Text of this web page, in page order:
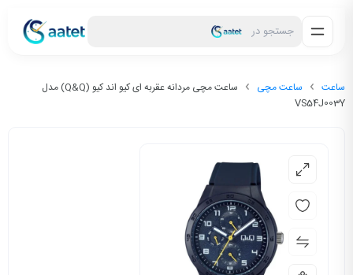
جستجو در
ساعت ساعت مچی
ساعت مچی مردانه عقربه ای کیو اند کیو (Q&Q) مدل
VS54J003Y